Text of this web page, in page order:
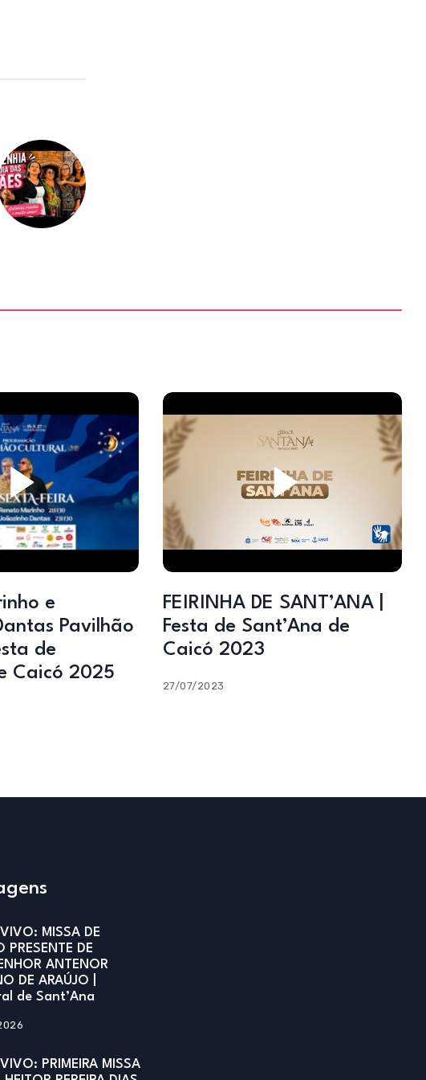
e
Pavilhão
de
Caicó 2025
FEIRINHA DE SANT’ANA |
Festa de Sant’Ana de
Caicó 2023
27/07/2023
MISSA DE
PRESENTE DE
ANTENOR
DE ARAÚJO |
de Sant’Ana
PRIMEIRA MISSA